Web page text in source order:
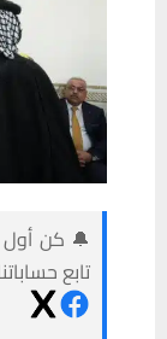
🔔 كن أول
تابع